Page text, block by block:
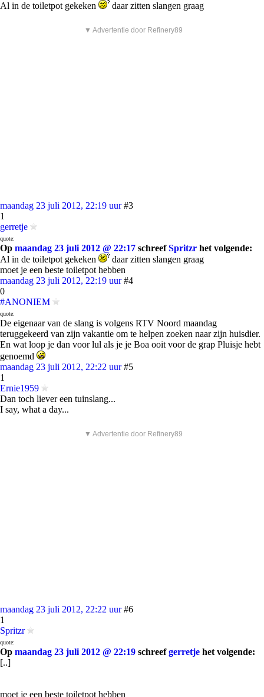
Al in de toiletpot gekeken
daar zitten slangen graag
▼ Advertentie door Refinery89
maandag 23 juli 2012, 22:19 uur #3
1
gerretje
quote:
Op maandag 23 juli 2012 @ 22:17 schreefSpritzr het volgende:
Al in de toiletpot gekeken
daar zitten slangen graag
moet je een beste toiletpot hebben
maandag 23 juli 2012, 22:19 uur #4
0
#ANONIEM
quote:
De eigenaar van de slang is volgens RTV Noord maandag
teruggekeerd van zijn vakantie om te helpen zoeken naar zijn huisdier.
En wat loop je dan voor lul als je je Boa ooit voor de grap Pluisje hebt
genoemd
maandag 23 juli 2012, 22:22 uur #5
1
Ernie1959
Dan toch liever een tuinslang...
I say, what a day...
▼ Advertentie door Refinery89
maandag 23 juli 2012, 22:22 uur #6
1
Spritzr
quote:
Op maandag 23 juli 2012 @ 22:19 schreefgerretje het volgende:
[..]
moet je een beste toiletpot hebben